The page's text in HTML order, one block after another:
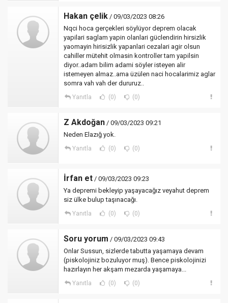
Hakan çelik / 09/03/2023 08:26
Nqci hoca gerçekleri söylüyor deprem olacak
yapilari saglam yapin olanlari güclendirin hirsizlik
yaomayin hirisizlik yapanlari cezalari agir olsun
cahiller mütehit olmasin kontroller tam yapilsin
diyor..adam bilim adami söyler isteyen alir
istemeyen almaz..ama üzülen naci hocalarimiz aglar
somra vah vah der dururuz..
Yanıtla (0) (0)
Z Akdoğan / 09/03/2023 09:21
Neden Elazığ yok.
Yanıtla (0) (0)
İrfan et / 09/03/2023 09:23
Ya depremi bekleyip yaşayacağız veyahut deprem
siz ülke bulup taşınacağı.
Yanıtla (0) (0)
Soru yorum / 09/03/2023 09:43
Onlar Sussun, sizlerde tabutta yaşamaya devam
(piskolojiniz bozuluyor muş). Bence piskolojinizi
hazırlayın her akşam mezarda yaşamaya...
Yanıtla (0) (0)